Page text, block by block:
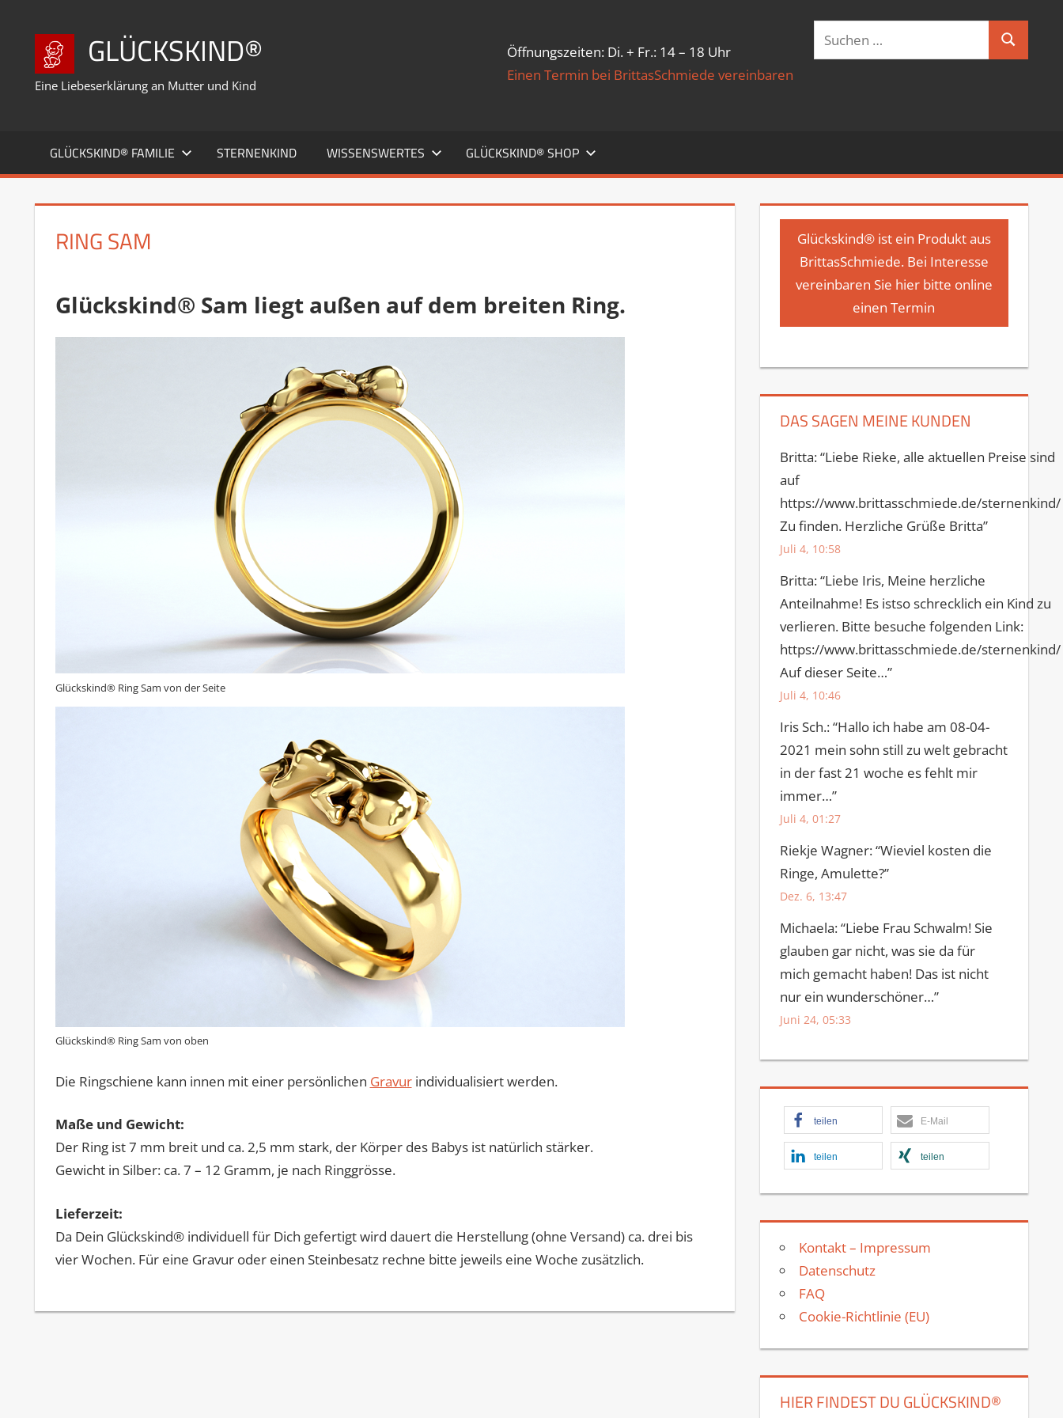
springen
GLÜCKSKIND®
Eine Liebeserklärung an Mutter und Kind
Suchen
Suchen
Öffnungszeiten: Di. + Fr.: 14 – 18 Uhr
Einen Termin bei BrittasSchmiede vereinbaren
GLÜCKSKIND® FAMILIE STERNENKIND WISSENSWERTES GLÜCKSKIND® SHOP
RING SAM
Glückskind® Sam liegt außen auf dem breiten Ring.
Glückskind® Ring Sam von der Seite
Glückskind® Ring Sam von oben
Die Ringschiene kann innen mit einer persönlichen Gravurindividualisiert werden.
Maße und Gewicht:
Der Ring ist 7 mm breit und ca. 2,5 mm stark, der Körper des Babys ist natürlich stärker.
Gewicht in Silber: ca. 7 – 12 Gramm, je nach Ringgrösse.
Lieferzeit:
Da Dein Glückskind® individuell für Dich gefertigt wird dauert die Herstellung (ohne Versand) ca. drei bis
vier Wochen. Für eine Gravur oder einen Steinbesatz rechne bitte jeweils eine Woche zusätzlich.
Glückskind® ist ein Produkt aus
BrittasSchmiede. Bei Interesse
vereinbaren Sie hier bitte online
einen Termin
DAS SAGEN MEINE KUNDEN
Britta: “Liebe Rieke, alle aktuellen Preise sind
auf
https://www.brittasschmiede.de/sternenkind/
Zu finden. Herzliche Grüße Britta”
Juli 4, 10:58
Britta: “Liebe Iris, Meine herzliche
Anteilnahme! Es istso schrecklich ein Kind zu
verlieren. Bitte besuche folgenden Link:
https://www.brittasschmiede.de/sternenkind/
Auf dieser Seite…”
Juli 4, 10:46
Iris Sch.: “Hallo ich habe am 08-04-
2021 mein sohn still zu welt gebracht
in der fast 21 woche es fehlt mir
immer…”
Juli 4, 01:27
Riekje Wagner: “Wieviel kosten die
Ringe, Amulette?”
Dez. 6, 13:47
Michaela: “Liebe Frau Schwalm! Sie
glauben gar nicht, was sie da für
mich gemacht haben! Das ist nicht
nur ein wunderschöner…”
Juni 24, 05:33
teilen E-Mail
teilen teilen
Kontakt – Impressum
Datenschutz
FAQ
Cookie-Richtlinie (EU)
HIER FINDEST DU GLÜCKSKIND®